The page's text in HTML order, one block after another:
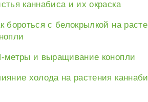
каннабиса и их окраска
бороться с белокрылкой на
метры и выращивание конопли
холода на растения